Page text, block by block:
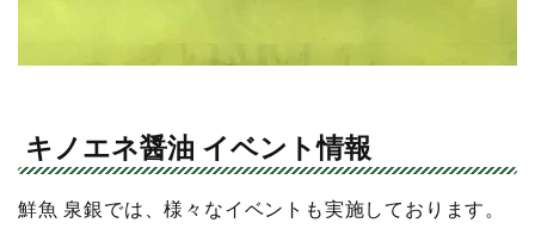
キノエネ醤油 イベント情報
鮮魚 泉銀では、様々なイベントも実施しております。